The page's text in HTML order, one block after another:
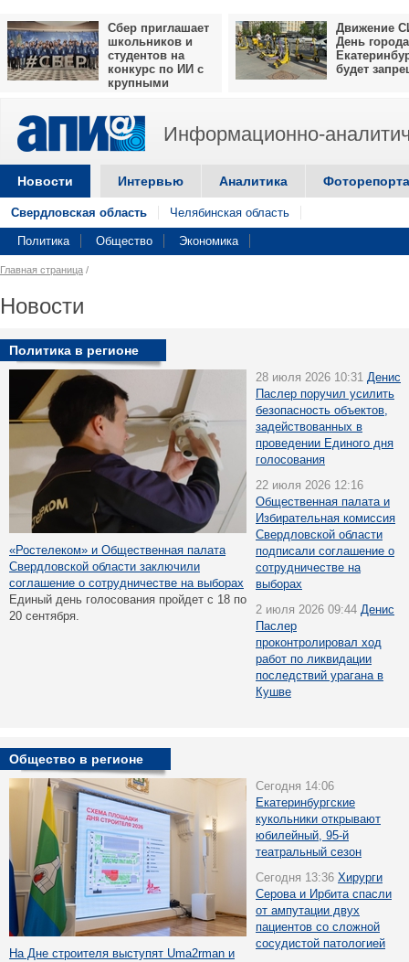
Сбер приглашает
школьников и
студентов на
конкурс по ИИ с
крупными
Движение
День города
будет
Информационно-
Новости Интервью Аналитика
Свердловская область Челябинская область
Политика Общество Экономика
Главная страница /
Новости
Политика в регионе
«Ростелеком» и Общественная палата
Свердловской области заключили
соглашение о сотрудничестве на выборах
Единый день голосования пройдет с 18 по
20 сентября.
28 июля 2026 10:31 Денис
Паслер поручил усилить
безопасность объектов,
задействованных в
проведении Единого дня
голосования
22 июля 2026 12:16
Общественная палата и
Избирательная комиссия
Свердловской области
подписали соглашение о
сотрудничестве на
выборах
2 июля 2026 09:44 Денис
Паслер
проконтролировал ход
работ по ликвидации
последствий урагана в
Кушве
Общество в регионе
На Дне строителя выступят Uma2rman и
Сегодня 14:06
Екатеринбургские
кукольники открывают
юбилейный, 95-й
театральный сезон
Сегодня 13:36 Хирурги
Серова и Ирбита спасли
от ампутации двух
пациентов со сложной
сосудистой патологией